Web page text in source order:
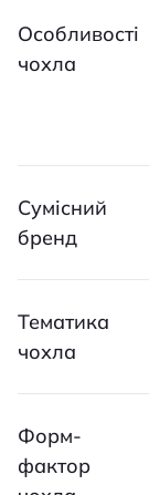
Особливості
чохла
Сумісний
бренд
Тематика
чохла
Форм-
фактор